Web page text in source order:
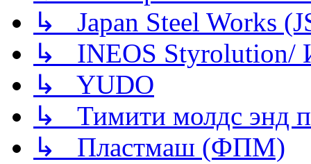
↳ Japan Steel Works
↳ INEOS
↳ YUDO
↳ Тимити молдс энд
↳ Пластмаш (ФПМ)